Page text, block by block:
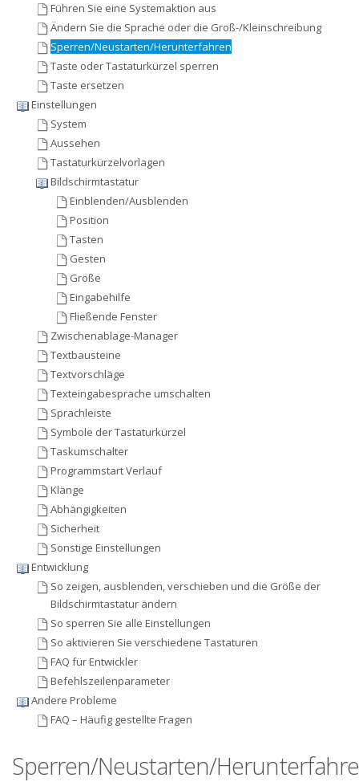
Führen Sie eine Systemaktion aus
Ändern Sie die Sprache oder die Groß-/Kleinschreibung
Sperren/Neustarten/Herunterfahren
Taste oder Tastaturkürzel sperren
Taste ersetzen
Einstellungen
System
Aussehen
Tastaturkürzelvorlagen
Bildschirmtastatur
Einblenden/Ausblenden
Position
Tasten
Gesten
Größe
Eingabehilfe
Fließende Fenster
Zwischenablage-Manager
Textbausteine
Textvorschläge
Texteingabesprache umschalten
Sprachleiste
Symbole der Tastaturkürzel
Taskumschalter
Programmstart Verlauf
Klänge
Abhängigkeiten
Sicherheit
Sonstige Einstellungen
Entwicklung
So zeigen, ausblenden, verschieben und die Größe der
Bildschirmtastatur ändern
So sperren Sie alle Einstellungen
So aktivieren Sie verschiedene Tastaturen
FAQ für Entwickler
Befehlszeilenparameter
Andere Probleme
FAQ – Häufig gestellte Fragen
Sperren/Neustarten/